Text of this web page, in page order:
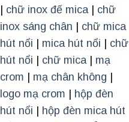
chữ inox đế mica| chữ
inox sáng chân
chữ mica
hút nổi
mica hút nổi
chữ
hút nổi
chữ mica| mạ
crom
mạ chân không
logo mạ crom
hộp đèn
hút nổi
hộp đèn mica hút